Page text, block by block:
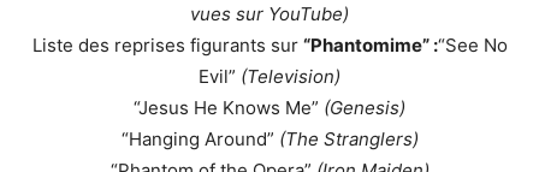
vues sur YouTube)
Liste des reprises figurants sur “Phantomime” :“See No
Evil” (Television)
“Jesus He Knows Me” (Genesis)
“Hanging Around” (The Stranglers)